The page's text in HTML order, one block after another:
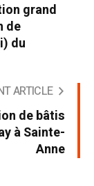
grand
de
du
ARTICLE
de bâtis
à Sainte-
Anne